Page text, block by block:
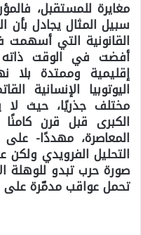
مغايرة للمستقبل،
سبيل المثال يجادل بأن
القانونية التي
أفضت في الوقت
إقليمية وممتدة
اليوتوبيا الإنسانية
مختلف جذريًا، حيث لا
الكبرى قبل قرن
المعاصرة، مهددًا-
التحليل الفرويدي
صورة حرب تبدو للوهلة
تحمل عواقب مدمّرة